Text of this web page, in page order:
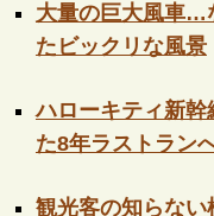
大量の巨大風車…
たビックリな風景
ハローキティ新
た8年ラストラン
観光客の知らない